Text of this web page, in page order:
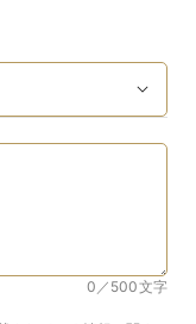
0／500文字